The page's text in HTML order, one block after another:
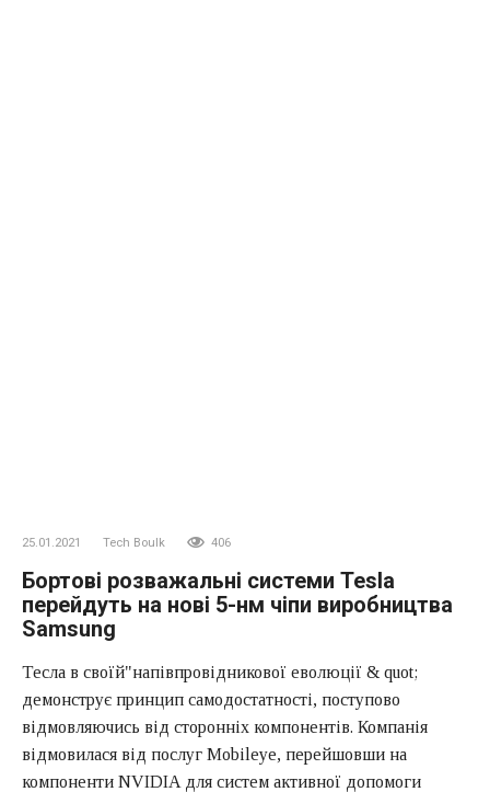
25.01.2021 Tech Boulk 406
Бортові розважальні системи Tesla
перейдуть на нові 5-нм чіпи виробництва
Samsung
Тесла в своїй"напівпровідникової еволюції & quot;
демонструє принцип самодостатності, поступово
відмовляючись від сторонніх компонентів. Компанія
відмовилася від послуг Mobileye, перейшовши на
компоненти NVIDIA для систем активної допомоги